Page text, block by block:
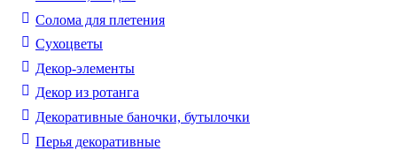
Солома для плетения
Cухоцветы
Декор-элементы
Декор из ротанга
Декоративные баночки, бутылочки
Перья декоративные